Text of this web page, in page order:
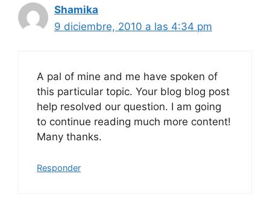
Shamika
9 diciembre, 2010 a las 4:34 pm
A pal of mine and me have spoken of
this particular topic. Your blog blog post
help resolved our question. I am going
to continue reading much more content!
Many thanks.
Responder